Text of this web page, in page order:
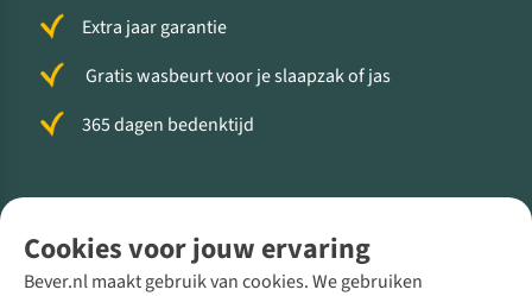
Cookies voor jouw ervaring
Bever.nl maakt gebruik van cookies. We gebruiken
Extra jaar garantie
Gratis wasbeurt voor je slaapzak of jas
365 dagen bedenktijd